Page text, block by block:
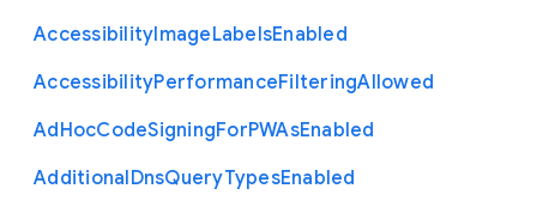
AccessibilityImageLabelsEnabled
AccessibilityPerformanceFilteringAllowed
AdHocCodeSigningForPWAsEnabled
AdditionalDnsQueryTypesEnabled